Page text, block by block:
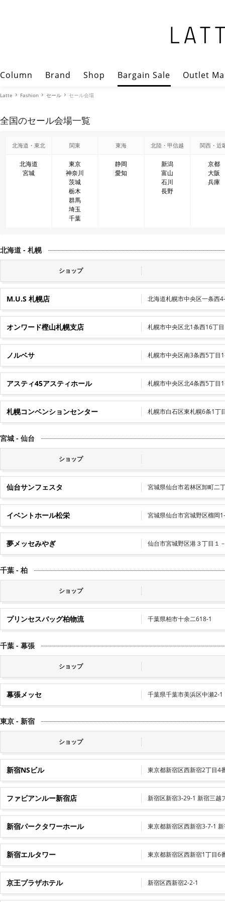
Column Brand Shop Bargain Sale Outlet
Latte Fashion セール セール会場
全国のセール会場一覧
北海道・東北 関東 東海 北陸・甲信越 関西・近
北海道
宮城
東京
神奈川
茨城
栃木
群馬
埼玉
千葉
静岡
愛知
新潟
富山
石川
長野
京都
大阪
兵庫
北海道 - 札幌
ショップ
M.U.S 札幌店 北海道札幌市中央区一条西
オンワード樫山札幌支店 札幌市中央区北1条西16丁目
ノルベサ 札幌市中央区南3条西5丁目
アスティ45アスティホール 札幌市中央区北4条西5丁目
札幌コンベンションセンター 札幌市白石区東札幌6条1丁
宮城 - 仙台
ショップ
仙台サンフェスタ 宮城県仙台市若林区卸町二
イベントホール松栄 宮城県仙台市宮城野区榴岡
夢メッセみやぎ 仙台市宮城野区港３丁目１
千葉 - 柏
ショップ
プリンセスバッグ柏物流 千葉県柏市十余二618-1
千葉 - 幕張
ショップ
幕張メッセ 千葉県千葉市美浜区中瀬2-1
東京 - 新宿
ショップ
新宿NSビル 東京都新宿区西新宿2丁目4
ファビアンルー新宿店 新宿区新宿3-29-1 新宿三越
新宿パークタワーホール 東京都新宿区西新宿3-7-1
新宿エルタワー 東京都新宿区西新宿1丁目6
京王プラザホテル 新宿区西新宿2-2-1